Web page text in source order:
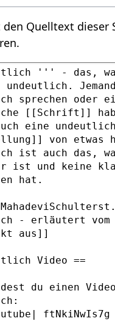
den Quelltext dieser